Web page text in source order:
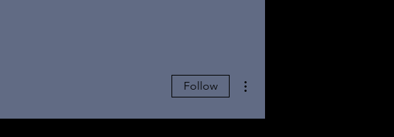
Follow